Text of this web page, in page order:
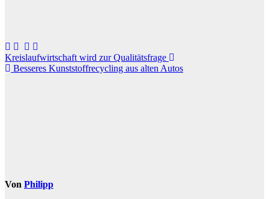
Beitragsnavigation
Kreislaufwirtschaft wird zur Qualitätsfrage
Besseres Kunststoffrecycling aus alten Autos
Von Philipp